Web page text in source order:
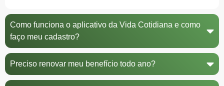
Como funciona o aplicativo da Vida Cotidiana e como
faço meu cadastro?
Preciso renovar meu benefício todo ano?